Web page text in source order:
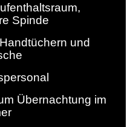
Spinde
und
Übernachtung im